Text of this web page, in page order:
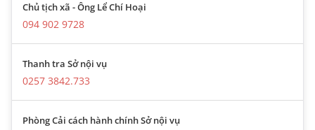
Chủ tịch xã - Ông Lể Chí Hoại
094 902 9728
Thanh tra Sở nội vụ
0257 3842.733
Phòng Cải cách hành chính Sở nội vụ